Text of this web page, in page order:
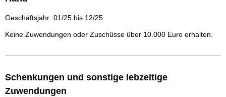
Geschäftsjahr: 01/25 bis 12/25
Keine Zuwendungen oder Zuschüsse über 10.000 Euro erhalten.
Schenkungen und sonstige lebzeitige
Zuwendungen